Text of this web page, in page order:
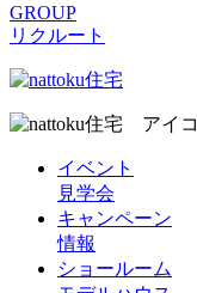
GROUP
リクルート
イベント
見学会
キャンペーン
情報
ショールーム